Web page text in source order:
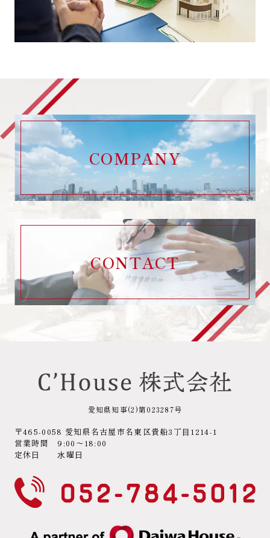
COMPANY
CONTACT
愛知県知事(2)第023287号
〒465-0058 愛知県名古屋市名東区貴船3丁⽬1214-1
営業時間 9:00～18:00
定休⽇ ⽔曜⽇